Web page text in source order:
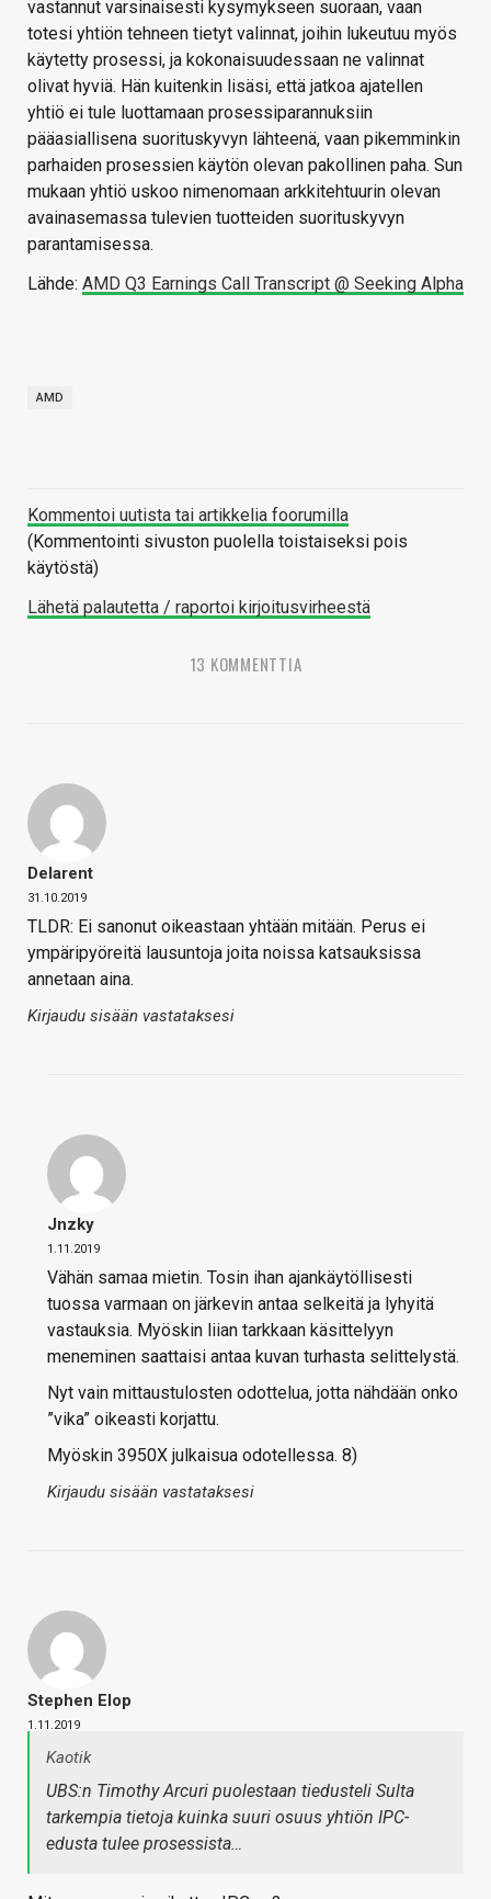
vastannut varsinaisesti kysymykseen suoraan, vaan
totesi yhtiön tehneen tietyt valinnat, joihin lukeutuu myös
käytetty prosessi, ja kokonaisuudessaan ne valinnat
olivat hyviä. Hän kuitenkin lisäsi, että jatkoa ajatellen
yhtiö ei tule luottamaan prosessiparannuksiin
pääasiallisena suorituskyvyn lähteenä, vaan pikemminkin
parhaiden prosessien käytön olevan pakollinen paha. Sun
mukaan yhtiö uskoo nimenomaan arkkitehtuurin olevan
avainasemassa tulevien tuotteiden suorituskyvyn
parantamisessa.
Lähde: AMD Q3 Earnings Call Transcript @ Seeking Alpha
AMD
Kommentoi uutista tai artikkelia foorumilla
(Kommentointi sivuston puolella toistaiseksi pois
käytöstä)
Lähetä palautetta / raportoi kirjoitusvirheestä
13 KOMMENTTIA
Delarent
31.10.2019
TLDR: Ei sanonut oikeastaan yhtään mitään. Perus ei
ympäripyöreitä lausuntoja joita noissa katsauksissa
annetaan aina.
Kirjaudu sisään vastataksesi
Jnzky
1.11.2019
Vähän samaa mietin. Tosin ihan ajankäytöllisesti
tuossa varmaan on järkevin antaa selkeitä ja lyhyitä
vastauksia. Myöskin liian tarkkaan käsittelyyn
meneminen saattaisi antaa kuvan turhasta selittelystä.
Nyt vain mittaustulosten odottelua, jotta nähdään onko
”vika” oikeasti korjattu.
Myöskin 3950X julkaisua odotellessa. 8)
Kirjaudu sisään vastataksesi
Stephen Elop
1.11.2019
Kaotik
UBS:n Timothy Arcuri puolestaan tiedusteli Sulta
tarkempia tietoja kuinka suuri osuus yhtiön IPC-
edusta tulee prosessista…